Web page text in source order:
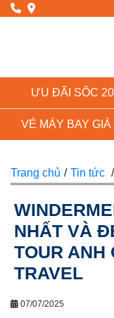
ƯU ĐÃI SỐC
VÉ MÁY BAY GIÁ
Trang chủ / Tin tức /
NHẤT VÀ
TOUR ANH
TRAVEL
07/07/2025